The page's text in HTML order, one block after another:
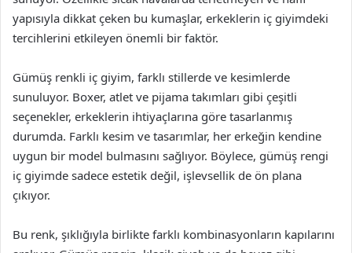
yapısıyla dikkat çeken bu kumaşlar, erkeklerin iç giyimdeki
tercihlerini etkileyen önemli bir faktör.
Gümüş renkli iç giyim, farklı stillerde ve kesimlerde
sunuluyor. Boxer, atlet ve pijama takımları gibi çeşitli
seçenekler, erkeklerin ihtiyaçlarına göre tasarlanmış
durumda. Farklı kesim ve tasarımlar, her erkeğin kendine
uygun bir model bulmasını sağlıyor. Böylece, gümüş rengi
iç giyimde sadece estetik değil, işlevsellik de ön plana
çıkıyor.
Bu renk, şıklığıyla birlikte farklı kombinasyonların kapılarını